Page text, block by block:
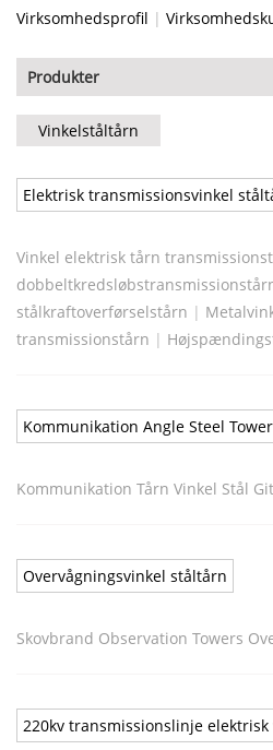
Virksomhedsprofil |
Produkter
Vinkelståltårn
Elektrisk transmissionsvinkel
Vinkel elektrisk tårn
stålkraftoverførselstårn |
transmissionstårn |
Kommunikation Angle Steel Tower
Kommunikation Tårn Vinkel Stål
Overvågningsvinkel ståltårn
Skovbrand Observation Towers
220kv transmissionslinje